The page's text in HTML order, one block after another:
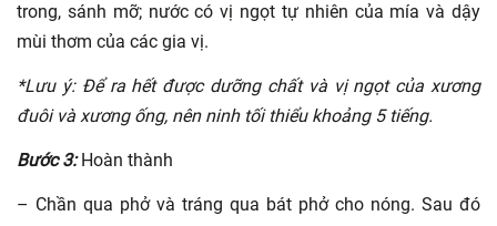
trong, sánh mỡ; nước có vị ngọt tự nhiên của mía và dậy
mùi thơm của các gia vị.
*Lưu ý: Để ra hết được dưỡng chất và vị ngọt của xương
đuôi và xương ống, nên ninh tối thiểu khoảng 5 tiếng.
Bước 3:Hoàn thành
– Chần qua phở và tráng qua bát phở cho nóng. Sau đó